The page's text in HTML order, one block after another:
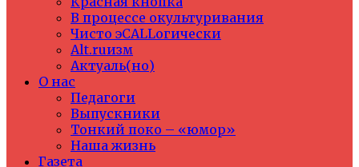
В процессе окультуривания
Чисто эCALLогически
Alt.ruизм
Актуаль(но)
О нас
Педагоги
Выпускники
Тонкий поко – «юмор»
Наша жизнь
Газета